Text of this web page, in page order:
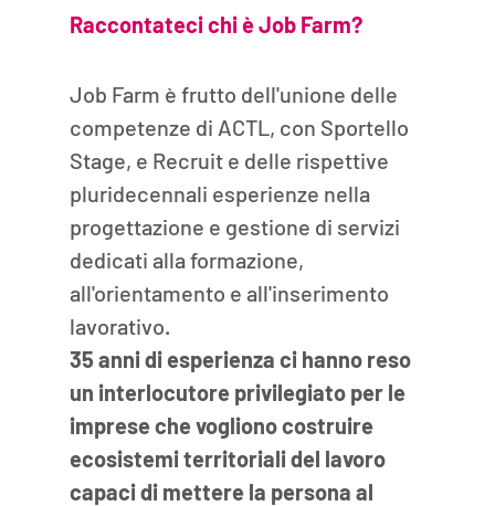
Raccontateci chi è Job Farm?
Job Farm è frutto dell'unione delle
competenze di ACTL, con Sportello
Stage, e Recruit e delle rispettive
pluridecennali esperienze nella
progettazione e gestione di servizi
dedicati alla formazione,
all'orientamento e all'inserimento
lavorativo.
35 anni di esperienza ci hanno reso
un interlocutore privilegiato per le
imprese che vogliono costruire
ecosistemi territoriali del lavoro
capaci di mettere la persona al